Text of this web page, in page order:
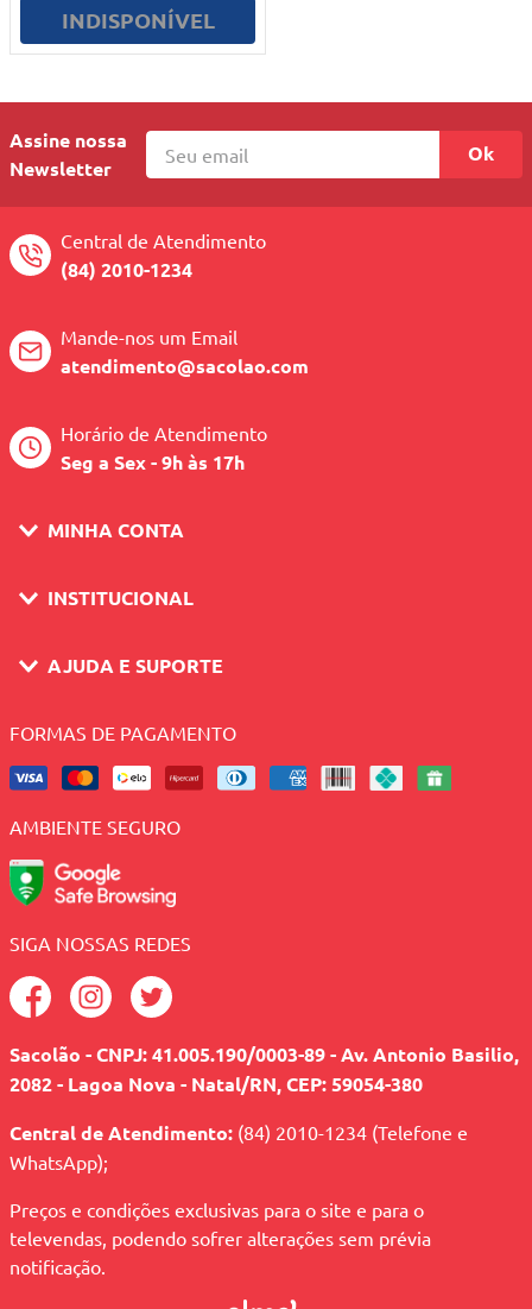
INDISPONÍVEL
Assine nossa
Newsletter
Ok
Central de Atendimento
(84) 2010-1234
Mande-nos um Email
atendimento@sacolao.com
Horário de Atendimento
Seg a Sex - 9h às 17h
MINHA CONTA
INSTITUCIONAL
AJUDA E SUPORTE
FORMAS DE PAGAMENTO
AMBIENTE SEGURO
SIGA NOSSAS REDES
Sacolão - CNPJ: 41.005.190/0003-89 - Av. Antonio Basilio,
2082 - Lagoa Nova - Natal/RN, CEP: 59054-380
Central de Atendimento: (84) 2010-1234 (Telefone e
WhatsApp);
Preços e condições exclusivas para o site e para o
televendas, podendo sofrer alterações sem prévia
notificação.